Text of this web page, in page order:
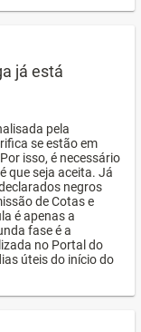
já está
pela
se estão em
isso, é necessário
que seja aceita. Já
negros
de Cotas e
é apenas a
fase é a
no Portal do
úteis do início do